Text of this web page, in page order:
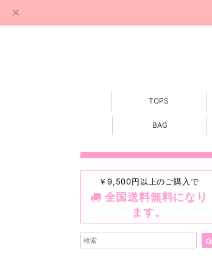
TOPS
BAG
￥9,500円以上のご購入で
全国送料無料になり
ます。